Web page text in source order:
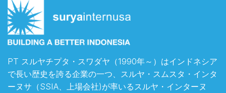
PT スルヤチプタ・スワダヤ（1990年～）はインドネシア
で長い歴史を誇る企業の一つ、スルヤ・スムスタ・インタ
ーヌサ（SSIA、上場会社)が率いるスルヤ・インターヌ